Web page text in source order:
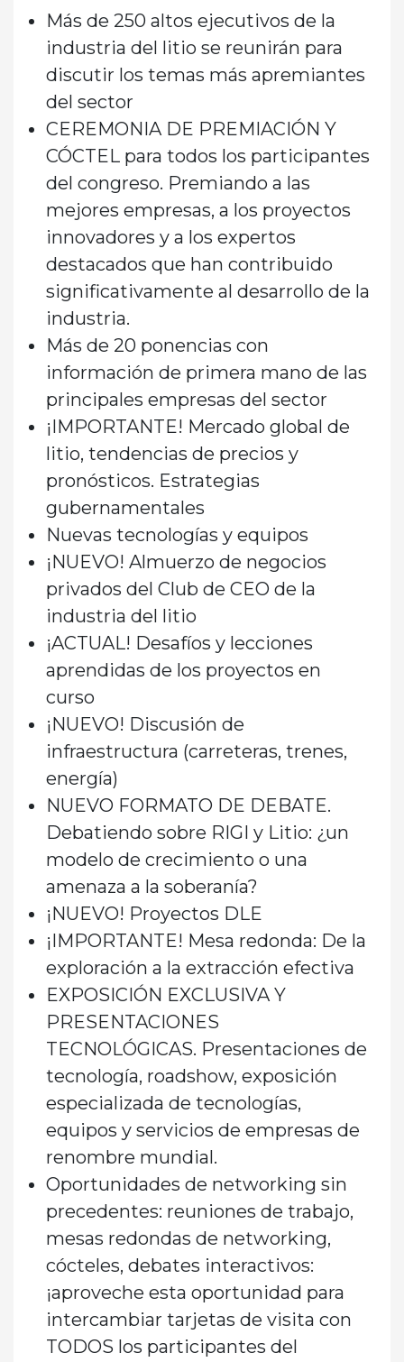
Más de 250 altos ejecutivos de la
industria del litio se reunirán para
discutir los temas más apremiantes
del sector
CEREMONIA DE PREMIACIÓN Y
CÓCTELpara todos los participantes
del congreso. Premiando a las
mejores empresas, a los proyectos
innovadores y a los expertos
destacados que han contribuido
significativamente al desarrollo de la
industria.
Más de 20 ponencias con
información de primera mano de las
principales empresas del sector
¡IMPORTANTE! Mercado global de
litio, tendencias de precios y
pronósticos. Estrategias
gubernamentales
Nuevas tecnologías y equipos
¡NUEVO! Almuerzo de negocios
privados del Club de CEO de la
industria del litio
¡ACTUAL! Desafíos y lecciones
aprendidas de los proyectos en
curso
¡NUEVO! Discusión de
infraestructura (carreteras, trenes,
energía)
NUEVO FORMATO DE DEBATE.
Debatiendo sobre RIGI y Litio: ¿un
modelo de crecimiento o una
amenaza a la soberanía?
¡NUEVO! Proyectos DLE
¡IMPORTANTE! Mesa redonda: De la
exploración a la extracción efectiva
EXPOSICIÓN EXCLUSIVA Y
PRESENTACIONES
TECNOLÓGICAS. Presentaciones de
tecnología, roadshow, exposición
especializada de tecnologías,
equipos y servicios de empresas de
renombre mundial.
Oportunidades de networking sin
precedentes: reuniones de trabajo,
mesas redondas de networking,
cócteles, debates interactivos:
¡aproveche esta oportunidad para
intercambiar tarjetas de visita con
TODOS los participantes del